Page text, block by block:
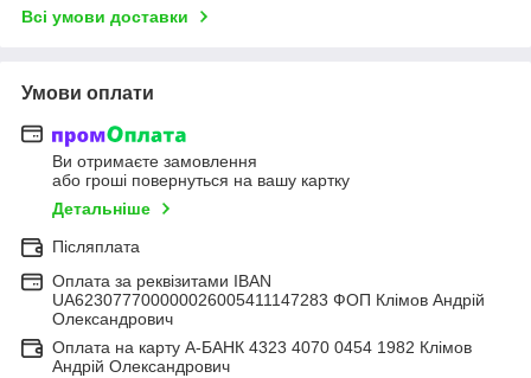
Всі умови доставки
Умови оплати
Ви отримаєте замовлення
або гроші повернуться на вашу картку
Детальніше
Післяплата
Оплата за реквізитами IBAN
UA623077700000026005411147283 ФОП Клімов Андрій
Олександрович
Оплата на карту А-БАНК 4323 4070 0454 1982 Клімов
Андрій Олександрович